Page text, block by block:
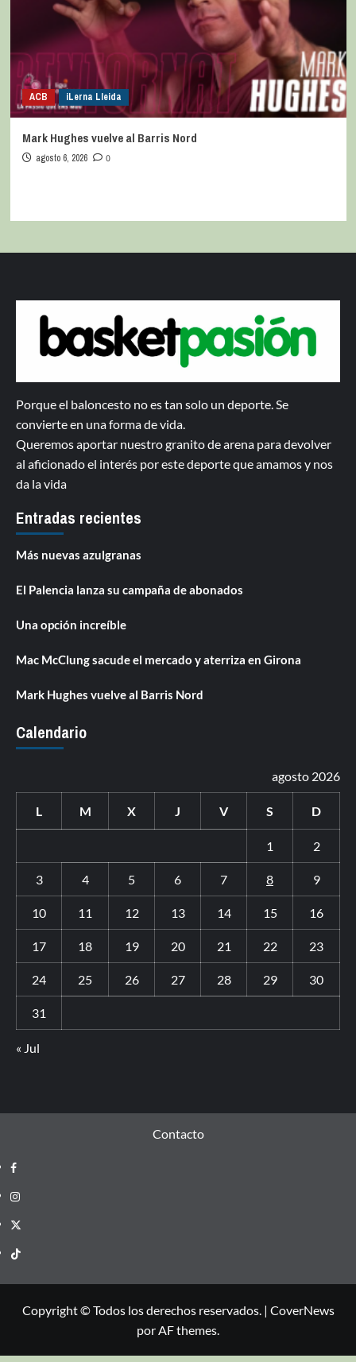
ACB iLerna Lleida
Mark Hughes vuelve al Barris Nord
agosto 6, 2026 0
Porque el baloncesto no es tan solo un deporte. Se
convierte en una forma de vida.
Queremos aportar nuestro granito de arena para devolver
al aficionado el interés por este deporte que amamos y nos
da la vida
Entradas recientes
Más nuevas azulgranas
El Palencia lanza su campaña de abonados
Una opción increíble
Mac McClung sacude el mercado y aterriza en Girona
Mark Hughes vuelve al Barris Nord
Calendario
agosto 2026
L M X J V S D
1 2
3 4 5 6 7 8 9
10 11 12 13 14 15 16
17 18 19 20 21 22 23
24 25 26 27 28 29 30
31
« Jul
Contacto
Copyright © Todos los derechos reservados. | CoverNews
por AF themes.